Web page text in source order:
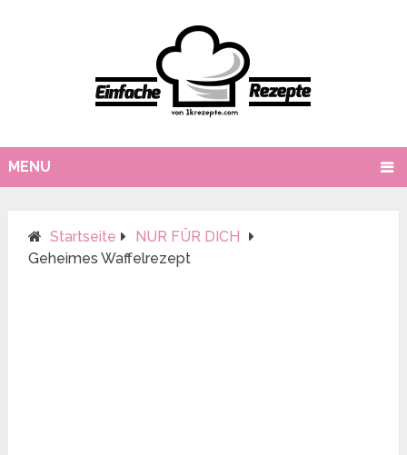
MENU
Startseite
NUR FÜR DICH
Geheimes Waffelrezept